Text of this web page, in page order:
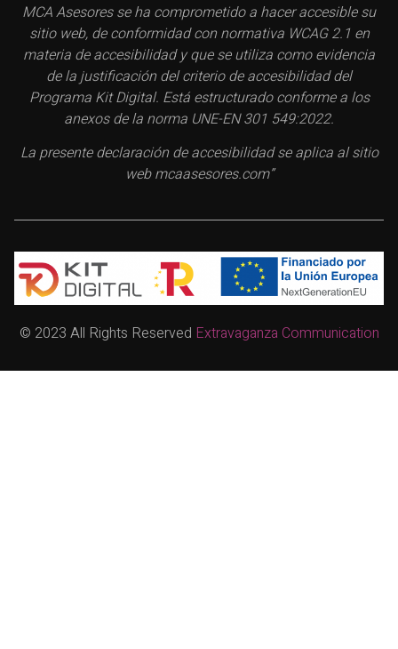
MCA Asesores se ha comprometido a hacer accesible su
sitio web, de conformidad con normativa WCAG 2.1 en
materia de accesibilidad y que se utiliza como evidencia
de la justificación del criterio de accesibilidad del
Programa Kit Digital. Está estructurado conforme a los
anexos de la norma UNE-EN 301 549:2022.
La presente declaración de accesibilidad se aplica al sitio
web mcaasesores.com”
© 2023 All Rights Reserved Extravaganza Communication